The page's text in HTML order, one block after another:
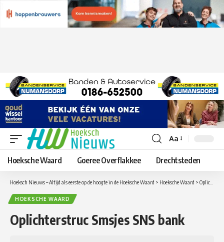
Lettergrootte
aanpassen
Aa
Hoeksche Waard Goeree Overflakkee Drechtsteden
Hoeksch Nieuws – Altijd als eerste op de hoogte in de Hoeksche Waard > Hoeksche Waard > Oplichterstruc Smsjes SNS bank
HOEKSCHE WAARD
Oplichterstruc Smsjes SNS bank